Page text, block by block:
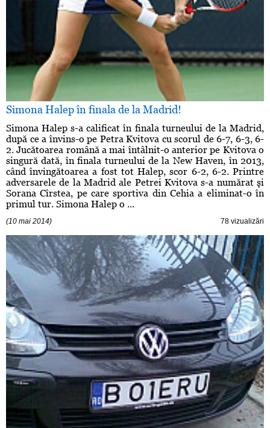
Simona Halep în finala de la Madrid!
Simona Halep s-a calificat în finala turneului de la Madrid,
după ce a învins-o pe Petra Kvitova cu scorul de 6-7, 6-3, 6-
2. Jucătoarea română a mai întâlnit-o anterior pe Kvitova o
singură dată, în finala turneului de la New Haven, în 2013,
când învingătoarea a fost tot Halep, scor 6-2, 6-2. Printre
adversarele de la Madrid ale Petrei Kvitova s-a numărat şi
Sorana Cîrstea, pe care sportiva din Cehia a eliminat-o în
primul tur. Simona Halep o ...
(10 mai 2014) 78 vizualizări